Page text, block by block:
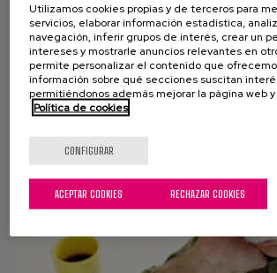
El proceso de envejecimiento
deshidratación en nuestro organismo y
serie de cambios. Aumento del
Utilizamos cookies propias y de terceros para
servicios, elaborar información estadística,
navegación, inferir grupos de interés, crear un
intereses y mostrarle anuncios relevantes en
permite personalizar el contenido que
información sobre qué secciones suscitan
permitiéndonos además mejorar la página web y
Política de cookies
CONFIGURAR
RECHAZAR COOKIES
ACEPTAR COOKIES